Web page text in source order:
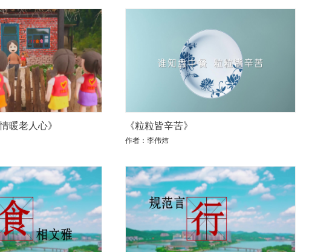
暖老人心》 《粒粒皆辛苦》
作者：李伟炜